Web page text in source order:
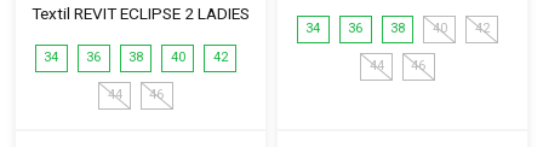
Textil REVIT ECLIPSE 2 LADIES
34 36 38 40 42
44 46
34 36 38 40 42
44 46